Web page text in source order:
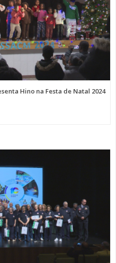
Hino na Festa de Natal 2024